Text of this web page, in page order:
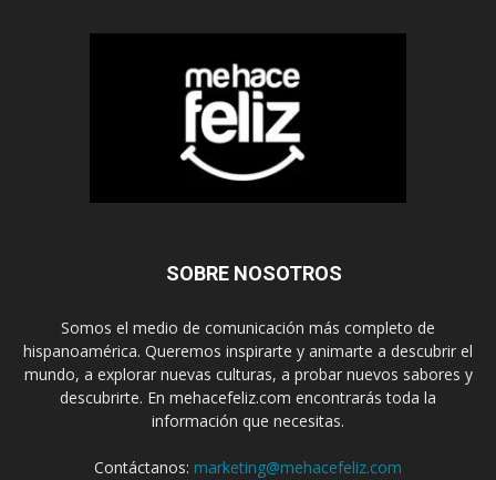
SOBRE NOSOTROS
Somos el medio de comunicación más completo de
hispanoamérica. Queremos inspirarte y animarte a descubrir el
mundo, a explorar nuevas culturas, a probar nuevos sabores y
descubrirte. En mehacefeliz.com encontrarás toda la
información que necesitas.
Contáctanos: marketing@mehacefeliz.com